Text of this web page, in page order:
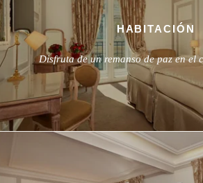
HABITACIÓN
Disfruta de un remanso de paz en el